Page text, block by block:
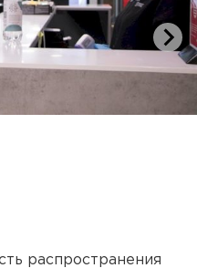
распространения